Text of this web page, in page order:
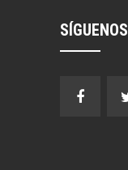
SÍGUENOS